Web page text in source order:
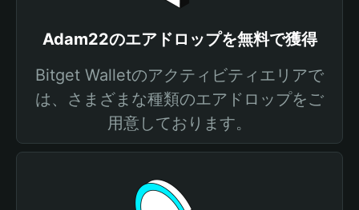
Adam22のエアドロップを無料で獲得
Bitget Walletのアクティビティエリアで
は、さまざまな種類のエアドロップをご
用意しております。